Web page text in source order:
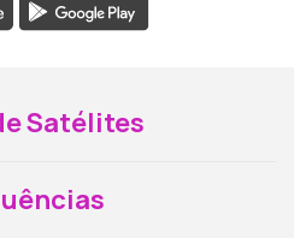
Satélites